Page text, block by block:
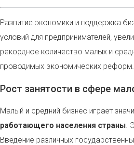
Развитие экономики и поддержка
условий для предпринимателей,
рекордное количество малых и
проводимых экономических реформ.
Рост занятости в сфере
Малый и средний бизнес играет
работающего населения страны.
Введение различных